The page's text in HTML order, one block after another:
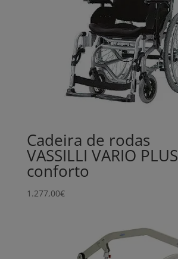
Cadeira de rodas
VASSILLI VARIO PLUS
conforto
1.277,00€